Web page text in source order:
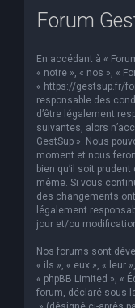
Forum
En accédant à «
« notre », « nos », «
« https://gestsup.fr/
responsable des
d’être légalement
suivantes, alors
GestSup ». Nous
moment et nous
bien qu’il soit
même. Si vous
des changements
légalement
jour et/ou
Nos forums sont
« ils », « eux », « leur
« phpBB Limited », «
forum, déclaré sous